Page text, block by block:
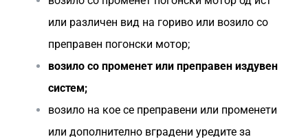
или различен вид на гориво или возило со
преправен погонски мотор;
возило со променет или преправен издувен
систем;
возило на кое се преправени или променети
или дополнително вградени уредите за